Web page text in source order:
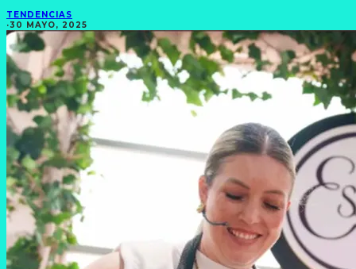
TENDENCIAS
·30 MAYO, 2025